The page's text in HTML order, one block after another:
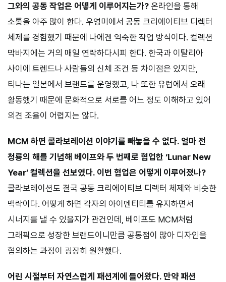
그와의 공동 작업은 어떻게 이루어지는가? 온라인을 통해
소통을 아주 많이 한다. 우영미에서 공동 크리에이티브 디렉터
체제를 경험했기 때문에 나에겐 익숙한 작업 방식이다. 컬렉션
막바지에는 거의 매일 연락하다시피 한다. 한국과 이탈리아
사이에 트렌드나 사람들의 신체 조건 등 차이점은 있지만,
티나는 일본에서 브랜드를 운영했고, 나 또한 유럽에서 오래
활동했기 때문에 문화적으로 서로를 어느 정도 이해하고 있어
의견 조율이 어렵지는 않다.
MCM 하면 콜라보레이션 이야기를 빼놓을 수 없다. 얼마 전
청룡의 해를 기념해 베이프와 두 번째로 협업한 ‘Lunar New
Year’ 컬렉션을 선보였다. 이번 협업은 어떻게 이루어졌나?
콜라보레이션도 결국 공동 크리에이티브 디렉터 체제와 비슷한
맥락이다. 어떻게 하면 각자의 아이덴티티를 유지하면서
시너지를 낼 수 있을지가 관건인데, 베이프도 MCM처럼
그래픽으로 성장한 브랜드이니만큼 공통점이 많아 디자인을
협의하는 과정이 굉장히 원활했다.
어린 시절부터 자연스럽게 패션계에 들어왔다. 만약 패션